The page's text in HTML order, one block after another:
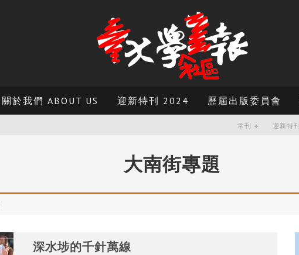
關於我們 ABOUT US 迎新特刊 2024 歷屆出版委員會
常刊 迎新特刊
大南街專題
深水埗的千針萬線